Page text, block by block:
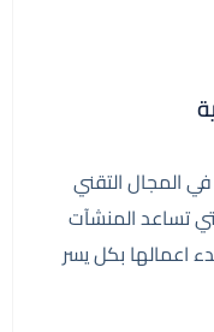
في المجال التقني
تساعد المنشآت
اعمالها بكل يسر